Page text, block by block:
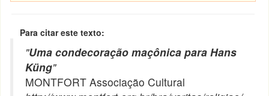
Para citar este texto:
"Uma condecoração maçônica para Hans
Küng"
MONTFORT Associação Cultural